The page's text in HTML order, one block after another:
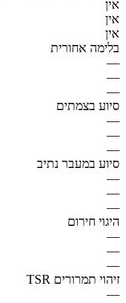
אין
אין
אין
בלימה אחורית
—
—
—
סיוע בצמתים
—
—
—
סיוע במעבר נתיב
—
—
—
היגוי חירום
—
—
—
זיהוי תמרורים TSR
—